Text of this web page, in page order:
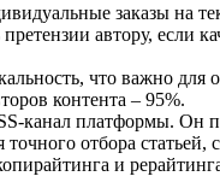
заказы на
автору, если
что важно
контента – 95%.
канал платформы. Он
отбора статьей,
и